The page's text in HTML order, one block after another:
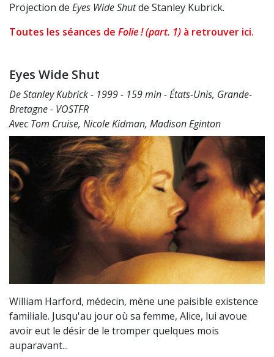
Projection de Eyes Wide Shutde Stanley Kubrick.
Toutes les séances de Folie ! (part. 1) à retrouver ici.
Eyes Wide Shut
De Stanley Kubrick - 1999 - 159 min - États-Unis, Grande-
Bretagne - VOSTFR
Avec Tom Cruise, Nicole Kidman, Madison Eginton
William Harford, médecin, mène une paisible existence
familiale. Jusqu'au jour où sa femme, Alice, lui avoue
avoir eut le désir de le tromper quelques mois
auparavant...